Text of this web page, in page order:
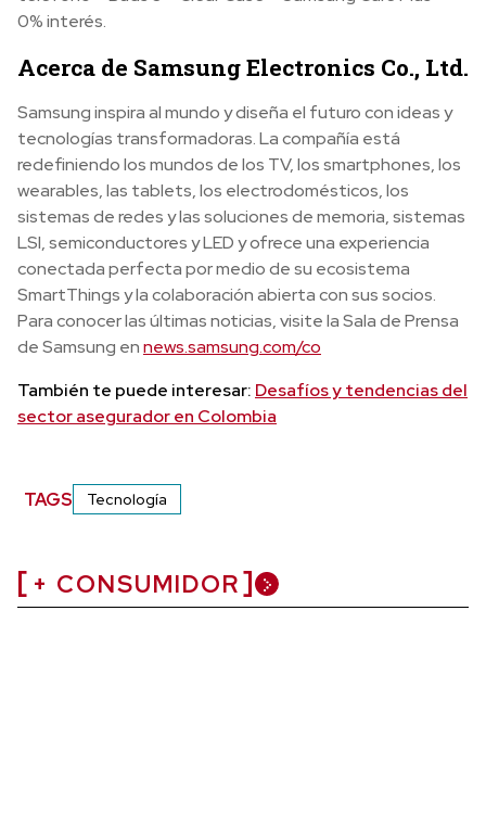
0% interés.
Acerca de Samsung Electronics Co., Ltd.
Samsung inspira al mundo y diseña el futuro con ideas y
tecnologías transformadoras. La compañía está
redefiniendo los mundos de los TV, los smartphones, los
wearables, las tablets, los electrodomésticos, los
sistemas de redes y las soluciones de memoria, sistemas
LSI, semiconductores y LED y ofrece una experiencia
conectada perfecta por medio de su ecosistema
SmartThings y la colaboración abierta con sus socios.
Para conocer las últimas noticias, visite la Sala de Prensa
de Samsung ennews.samsung.com/co
También te puede interesar: Desafíos y tendencias del
sector asegurador en Colombia
TAGS Tecnología
+ CONSUMIDOR